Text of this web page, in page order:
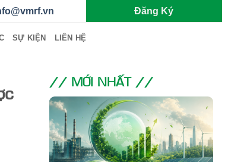
Đăng Ký
SỰ KIỆN LIÊN HỆ
// MỚI NHẤT //